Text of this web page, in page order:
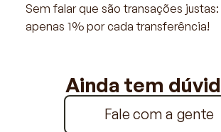
Sem falar que são transações
apenas 1% por cada transferência!
Ainda tem
Fale com a gente